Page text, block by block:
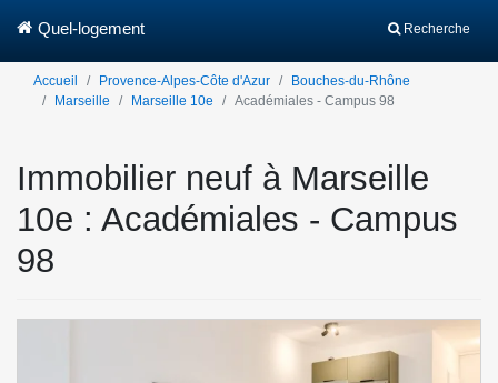
Recherche
Quel-logement
Accueil Provence-Alpes-Côte d'Azur
Bouches-du-Rhône
Marseille
Marseille 10e Académiales - Campus 98
Immobilier neuf à Marseille
10e : Académiales - Campus
98